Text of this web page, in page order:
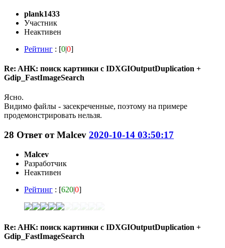
plank1433
Участник
Неактивен
Рейтинг : [0|0]
Re: AHK: поиск картинки с IDXGIOutputDuplication +
Gdip_FastImageSearch
Ясно.
Видимо файлы - засекреченные, поэтому на примере
продемонстрировать нельзя.
28 Ответ отMalcev 2020-10-14 03:50:17
Malcev
Разработчик
Неактивен
Рейтинг : [620|0]
Re: AHK: поиск картинки с IDXGIOutputDuplication +
Gdip_FastImageSearch